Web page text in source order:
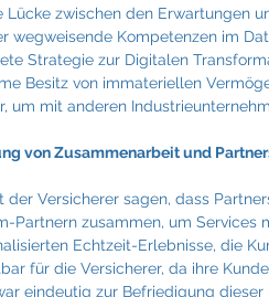
Lücke zwischen den Erwartungen
wegweisende Kompetenzen im
Strategie zur Digitalen
Besitz von immateriellen
um mit anderen
von Zusammenarbeit und
der Versicherer sagen, dass
Partnern zusammen, um
Echtzeit-Erlebnisse, die
für die Versicherer, da ihre
eindeutig zur Befriedigung